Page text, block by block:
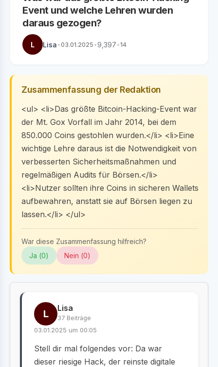
Event und welche Lehren wurden
daraus gezogen?
L Lisa•03.01.2025•9,397•14
Zusammenfassung der Redaktion
<ul> <li>Das größte Bitcoin-Hacking-Event war
der Mt. Gox Vorfall im Jahr 2014, bei dem
850.000 Coins gestohlen wurden.</li> <li>Eine
wichtige Lehre daraus ist die Notwendigkeit von
verbesserten Sicherheitsmaßnahmen und
regelmäßigen Audits für Börsen.</li>
<li>Nutzer sollten ihre Coins in sicheren Wallets
aufbewahren, anstatt sie auf Börsen liegen zu
lassen.</li> </ul>
War diese Zusammenfassung hilfreich?
Ja (0) Nein (0)
L Lisa
37 Beiträge
03.01.2025 um 00:05
Stell dir mal folgendes vor: Da war
dieser riesige Hack, der reinste digitale